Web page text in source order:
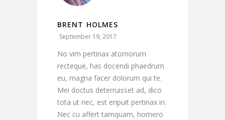
BRENT HOLMES
September 19, 2017
No vim pertinax atomorum
recteque, has docendi phaedrum
eu, magna facer dolorum qui te.
Mei doctus deterruisset ad, dico
tota ut nec, est eripuit pertinax in.
Nec cu affert tamquam, homero